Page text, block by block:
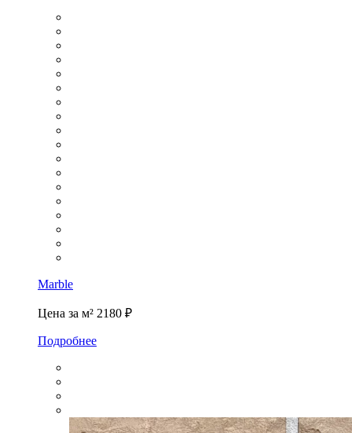
Marble
Цена за м² 2180 ₽
Подробнее